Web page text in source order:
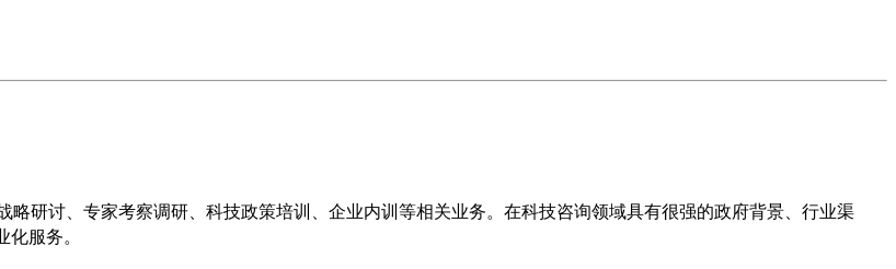
略研讨、专家考察调研、科技政策培训、企业内训等相关业务。在科技咨询领域具有很强的政府背景、行业渠
服务。